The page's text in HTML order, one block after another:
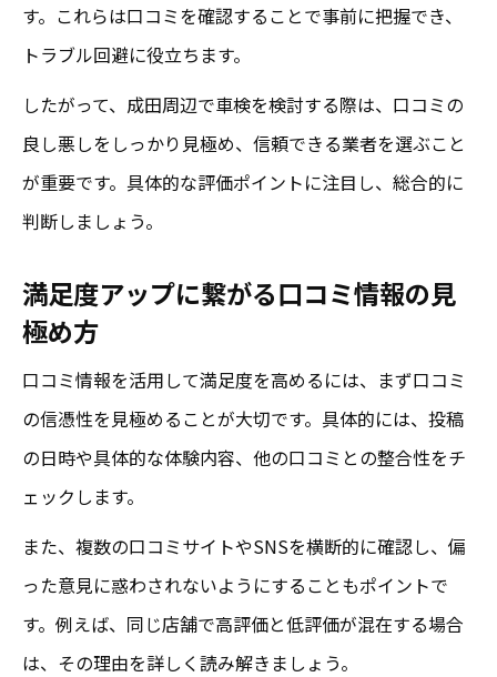
す。これらは口コミを確認することで事前に把握でき、
トラブル回避に役立ちます。
したがって、成田周辺で車検を検討する際は、口コミの
良し悪しをしっかり見極め、信頼できる業者を選ぶこと
が重要です。具体的な評価ポイントに注目し、総合的に
判断しましょう。
満足度アップに繋がる口コミ情報の見
極め方
口コミ情報を活用して満足度を高めるには、まず口コミ
の信憑性を見極めることが大切です。具体的には、投稿
の日時や具体的な体験内容、他の口コミとの整合性をチ
ェックします。
また、複数の口コミサイトやSNSを横断的に確認し、偏
った意見に惑わされないようにすることもポイントで
す。例えば、同じ店舗で高評価と低評価が混在する場合
は、その理由を詳しく読み解きましょう。